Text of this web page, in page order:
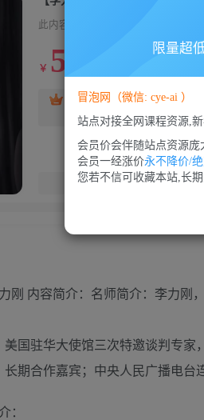
此内容为付费资源，请付费后查看
￥ 5
VIP会员 免费 SVIP会
免费
内容简介：名师简介：李力刚
国驻华大使馆三次特邀谈判专家
期合作嘉宾；中央人民广播电台
：
限量超
冒泡网（微信: cye-ai ）
站点对接全网课程资源,
会员价会伴随站点资源庞
会员一经涨价永不降价/
您若不信可收藏本站,长